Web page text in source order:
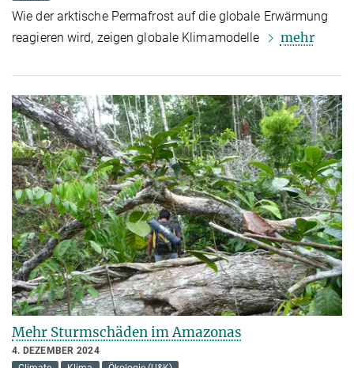
Wie der arktische Permafrost auf die globale Erwärmung
reagieren wird, zeigen globale Klimamodelle
mehr
Mehr Sturmschäden im Amazonas
4. DEZEMBER 2024